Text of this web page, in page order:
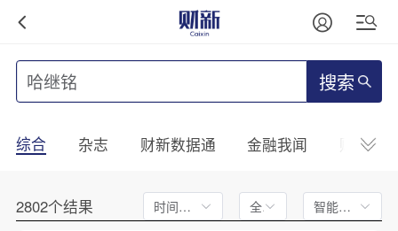
搜索
综合 杂志 财新数据通 金融我闻 财新
2802个结果 时间不限 全文 智能排序